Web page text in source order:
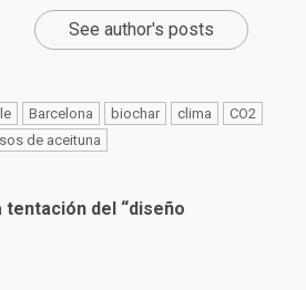
See author's posts
Barcelona biochar clima
CO2
de aceituna
tentación del “diseño